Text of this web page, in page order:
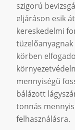
szigorú
eljáráson esik
kereskedelmi
körben
mennyiségű
bálázott
tonnás
felhasználásra.